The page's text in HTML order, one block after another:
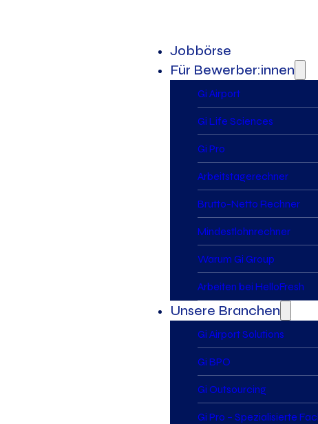
Jobbörse
Für Bewerber:innen
Gi Airport
Gi Life Sciences
Gi Pro
Arbeitstagerechner
Brutto-Netto Rechner
Mindestlohnrechner
Warum Gi Group
Arbeiten bei HelloFresh
Unsere Branchen
Gi Airport Solutions
Gi BPO
Gi Outsourcing
Gi Pro – Spezialisierte